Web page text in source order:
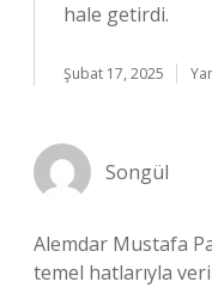
hale getirdi.
Şubat 17, 2025
Songül
Alemdar Mustafa
temel hatlarıyla